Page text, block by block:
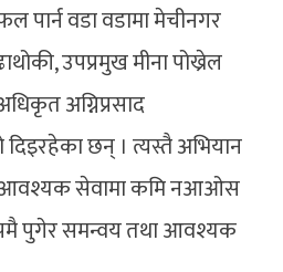
पार्न वडा वडामा मेचीनगर
उपप्रमुख मीना पोख्रेल
अग्निप्रसाद
छन् । त्यस्तै अभियान
आवश्यक सेवामा कमि नआओस
पुगेर समन्वय तथा आवश्यक